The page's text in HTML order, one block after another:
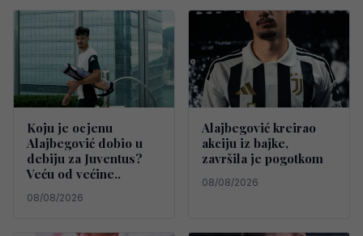
Koju je ocjenu
Alajbegović dobio u
debiju za Juventus?
Veću od većine..
08/08/2026
Alajbegović kreirao
akciju iz bajke,
završila je pogotkom
08/08/2026